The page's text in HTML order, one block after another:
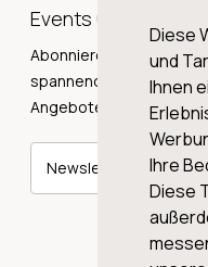
Diese
und
Ihnen
Ihre
Diese
Events und
Abonnieren Sie
spannende
Angebote direkt in Ihre
Newsletter